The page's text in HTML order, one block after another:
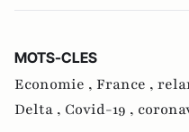
MOTS-CLES
Economie , France ,
Delta , Covid-19 ,